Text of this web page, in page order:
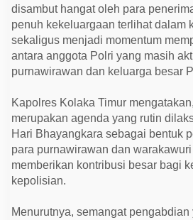
disambut hangat oleh para
penuh kekeluargaan terlihat dalam
sekaligus menjadi momentum
antara anggota Polri yang masih
purnawirawan dan keluarga besar
Kapolres Kolaka Timur
merupakan agenda yang rutin
Hari Bhayangkara sebagai bentuk
para purnawirawan dan
memberikan kontribusi besar bagi
kepolisian.
Menurutnya, semangat